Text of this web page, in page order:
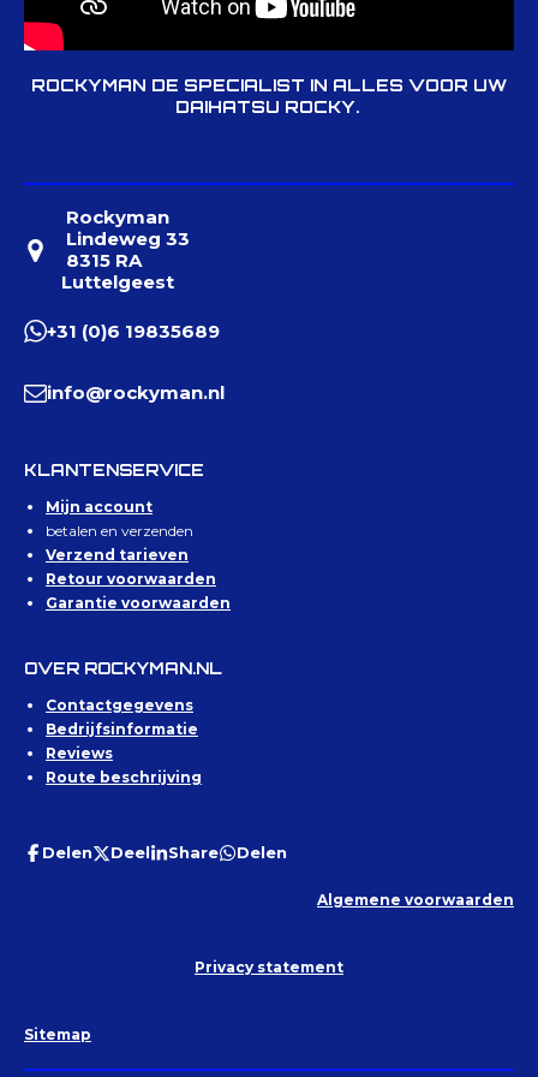
ROCKYMAN DE SPECIALIST IN ALLES VOOR UW
DAIHATSU ROCKY.
Rockyman
Lindeweg 33
8315 RA
Luttelgeest
+31 (0)6 19835689
info@rockyman.nl
KLANTENSERVICE
Mijn account
betalen en verzenden
Verzend tarieven
Retour voorwaarden
Garantie voorwaarden
OVER ROCKYMAN.NL
Contactgegevens
Bedrijfsinformatie
Reviews
Route beschrijving
Delen Deel Share Delen
Algemene voorwaarden
Privacy statement
Sitemap